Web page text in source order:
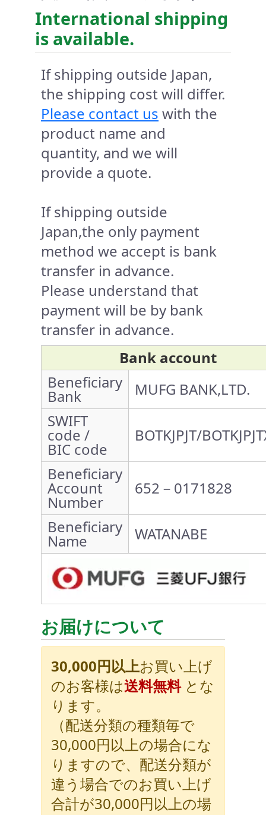
International shipping
is available.
If shipping outside Japan,
the shipping cost will differ.
Please contact us with the
product name and
quantity, and we will
provide a quote.
If shipping outside
Japan,the only payment
method we accept is bank
transfer in advance.
Please understand that
payment will be by bank
transfer in advance.
Bank account
Beneficiary
Bank
MUFG BANK,LTD.
SWIFT
code /
BIC code
BOTKJPJT/
Beneficiary
Account
Number
652－0171828
Beneficiary
Name WATANABE
お届けについて
30,000円以上お買い上げ
のお客様は送料無料とな
ります。
（配送分類の種類毎で
30,000円以上の場合にな
りますので、配送分類が
違う場合でのお買い上げ
合計が30,000円以上の場